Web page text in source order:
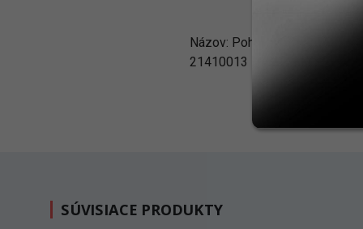
Názov: Poháre plastové –
21410013
SÚVISIACE PRODUKTY